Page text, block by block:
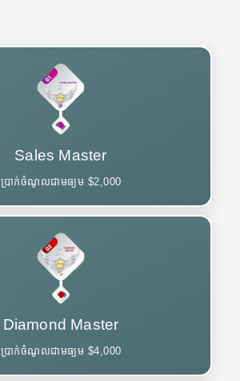
Sales Master
ប្រាក់ចំណូលជាមធ្យម $2,000
Diamond Master
ប្រាក់ចំណូលជាមធ្យម $4,000